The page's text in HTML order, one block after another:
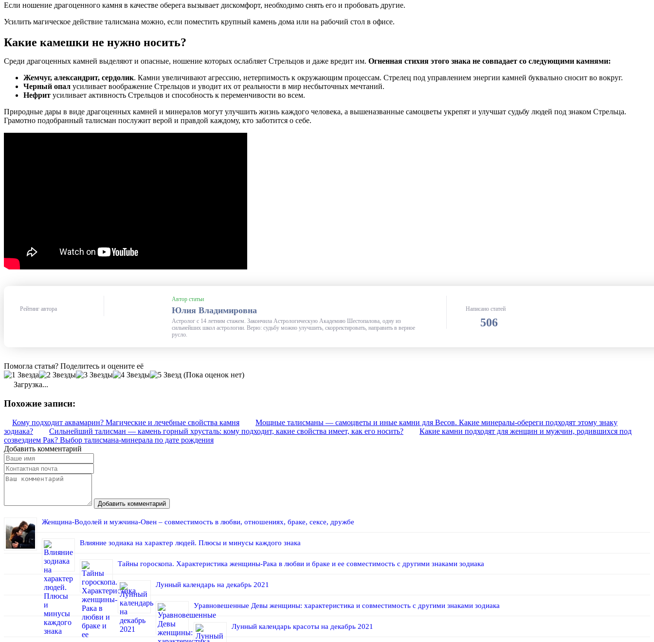
Если ношение драгоценного камня в качестве оберега вызывает дискомфорт, необходимо снять его и пробовать другие.
Усилить магическое действие талисмана можно, если поместить крупный камень дома или на рабочий стол в офисе.
Какие камешки не нужно носить?
Среди драгоценных камней выделяют и опасные, ношение которых ослабляет Стрельцов и даже вредит им. Огненная стихия этого знака не совпадает со следующими камнями:
Жемчуг, александрит, сердолик. Камни увеличивают агрессию, нетерпимость к окружающим процессам. Стрелец под управлением энергии камней буквально сносит во вокруг.
Черный опал усиливает воображение Стрельцов и уводит их от реальности в мир несбыточных мечтаний.
Нефрит усиливает активность Стрельцов и способность к переменчивости во всем.
Природные дары в виде драгоценных камней и минералов могут улучшить жизнь каждого человека, а вышеназванные самоцветы укрепят и улучшат судьбу людей под знаком Стрельца.
Грамотно подобранный талисман послужит верой и правдой каждому, кто заботится о себе.
Рейтинг автора
Автор статьи
Юлия Владимировна
Астролог с 14 летним стажем. Закончила Астрологическую Академию Шестопалова, одну из
сильнейших школ астрологии. Верю: судьбу можно улучшить, скорректировать, направить в верное
русло.
Написано статей
506
Помогла статья? Поделитесь и оцените её
(Пока оценок нет)
Загрузка...
Похожие записи:
Кому подходит аквамарин? Магические и лечебные свойства камня
Мощные талисманы — самоцветы и иные камни для Весов. Какие минералы-обереги подходят этому знаку
зодиака?
Сильнейший талисман — камень горный хрусталь: кому подходит, какие свойства имеет, как его носить?
Какие камни подходят для женщин и мужчин, родившихся под
созвездием Рак? Выбор талисмана-минерала по дате рождения
Добавить комментарий
Добавить комментарий
Женщина-Водолей и мужчина-Овен – совместимость в любви, отношениях, браке, сексе, дружбе
Влияние зодиака на характер людей. Плюсы и минусы каждого знака
Тайны гороскопа. Характеристика женщины-Рака в любви и браке и ее совместимость с другими знаками зодиака
Лунный календарь на декабрь 2021
Уравновешенные Девы женщины: характеристика и совместимость с другими знаками зодиака
Лунный календарь красоты на декабрь 2021